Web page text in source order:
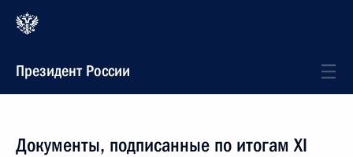
Президент России
Документы, подписанные по итогам XI